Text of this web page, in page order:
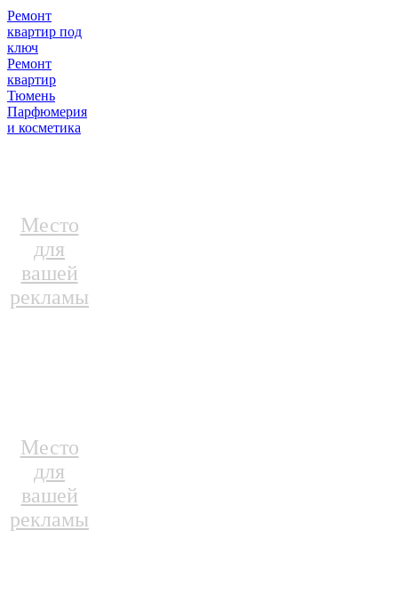
Ремонт
квартир под
ключ
Ремонт
квартир
Тюмень
Парфюмерия
и косметика
Место
для
вашей
рекламы
Место
для
вашей
рекламы